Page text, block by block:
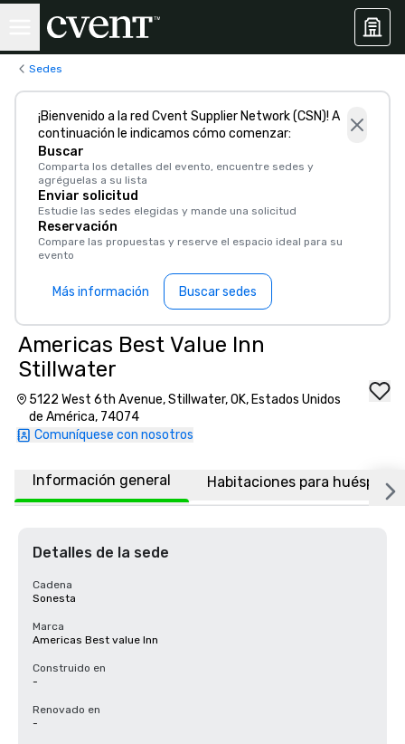
Sedes
¡Bienvenido a la red Cvent Supplier Network (CSN)! A
continuación le indicamos cómo comenzar:
Buscar
Comparta los detalles del evento, encuentre sedes y
agréguelas a su lista
Enviar solicitud
Estudie las sedes elegidas y mande una solicitud
Reservación
Compare las propuestas y reserve el espacio ideal para su
evento
Más información Buscar sedes
Americas Best Value Inn
Stillwater
5122 West 6th Avenue, Stillwater, OK, Estados Unidos
de América, 74074
Comuníquese con nosotros
Información general Habitaciones para
Detalles de la sede
Cadena
Sonesta
Marca
Americas Best value Inn
Construido en
-
Renovado en
-